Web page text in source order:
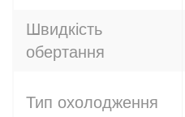
Швидкість
обертання
Тип охолодження